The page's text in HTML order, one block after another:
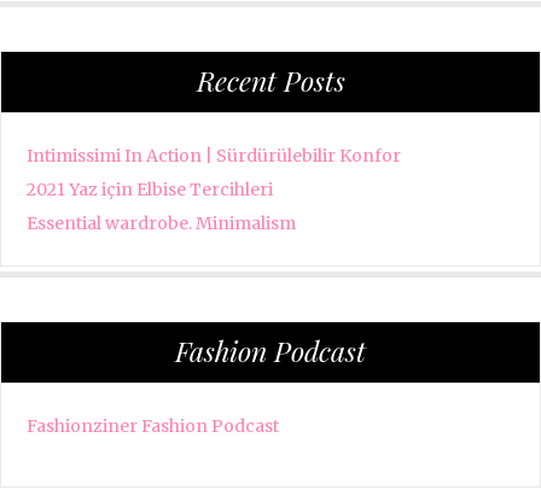
Recent Posts
Intimissimi In Action | Sürdürülebilir Konfor
2021 Yaz için Elbise Tercihleri
Essential wardrobe. Minimalism
Fashion Podcast
Fashionziner Fashion Podcast